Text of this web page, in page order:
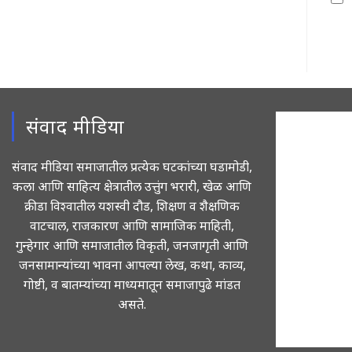
संवाद मीडिया
संवाद मीडिया समाजातील प्रत्येक घटकांच्या घडामोडी,
कला आणि साहित्य क्षेत्रातील उत्तुंग भरारी, खेळ आणि
क्रीडा विश्वातील यशस्वी दौड, शिक्षण व शैक्षणिक
वाटचाल, राजकारण आणि सामाजिक माहिती,
गुन्हेगार आणि समाजातील विकृती, जनजागृती आणि
जनसामान्यांच्या भावना आपल्या लेख, कथा, काव्य,
गोष्टी, व बातम्यांच्या माध्यमातून समाजापुढे मांडत
असते.